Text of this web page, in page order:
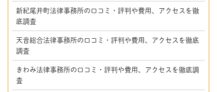
新紀尾井町法律事務所の口コミ・評判や費用、アクセスを徹
底調査
天音総合法律事務所の口コミ・評判や費用、アクセスを徹底
調査
きわみ法律事務所の口コミ・評判や費用、アクセスを徹底調
査